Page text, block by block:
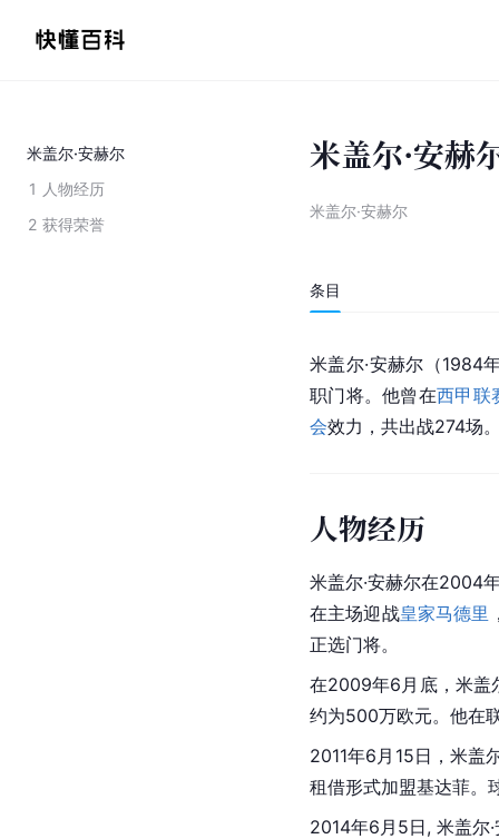
米盖尔·安赫尔
1 人物经历
2 获得荣誉
米盖尔·安赫
米盖尔·安赫尔
条目
米盖尔·安赫尔（1984
职门将。他曾在西甲联
会效力，共出战274场
人物经历
米盖尔·安赫尔在2004
在主场迎战皇家马德里
正选门将。
在2009年6月底，米盖
约为500万欧元。他在
2011年6月15日，米盖
租借形式加盟基达菲。
2014年6月5日, 米盖尔